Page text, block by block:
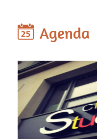
Agenda